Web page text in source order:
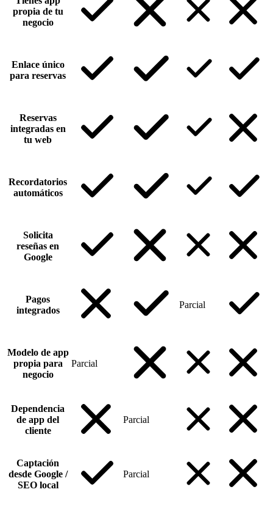
propia de tu
negocio
Enlace único
para reservas
Reservas
integradas en
tu web
Recordatorios
automáticos
Solicita
reseñas en
Google
Pagos
integrados
Parcial
Modelo de app
propia para
negocio
Parcial
Dependencia
de app del
cliente
Parcial
Captación
desde Google /
SEO local
Parcial